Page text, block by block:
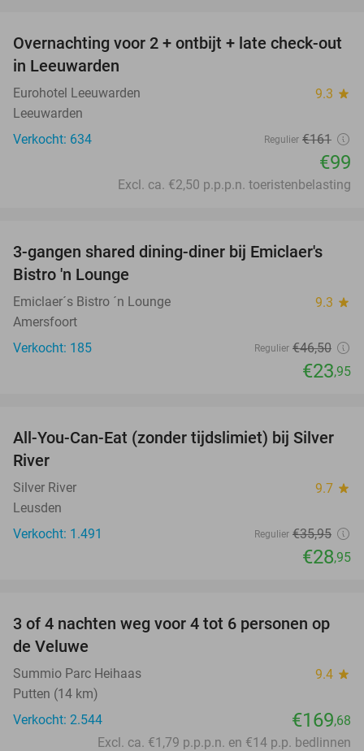
39%
Overnachting voor 2 + ontbijt + late check-out
in Leeuwarden
Eurohotel Leeuwarden 9.3 star
Leeuwarden
Verkocht: 634
Regulier €161
€99
Excl. ca. €2,50 p.p.p.n. toeristenbelasting
48%
3-gangen shared dining-diner bij Emiclaer's
Bistro 'n Lounge
Emiclaer´s Bistro ´n Lounge 9.3 star
Amersfoort
Verkocht: 185
Regulier €46,50
€23,95
19%
All-You-Can-Eat (zonder tijdslimiet) bij Silver
River
Silver River 9.7 star
Leusden
Verkocht: 1.491
Regulier €35,95
€28,95
3 of 4 nachten weg voor 4 tot 6 personen op
de Veluwe
Summio Parc Heihaas 9.4 star
Putten (14 km)
Verkocht: 2.544
€169,68
Excl. ca. €1,79 p.p.p.n. en €14 p.p. bedlinnen